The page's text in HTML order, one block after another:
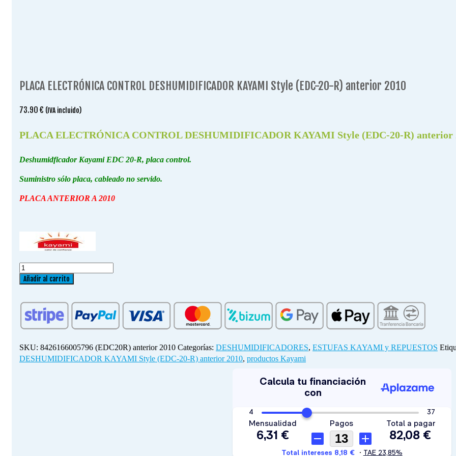
PLACA ELECTRÓNICA CONTROL DESHUMIDIFICADOR KAYAMI Style (EDC-20-R) anterior 2010
73.90 € (IVA incluido)
PLACA ELECTRÓNICA CONTROL DESHUMIDIFICADOR KAYAMI Style (EDC-20-R) anterior
Deshumidficador Kayami EDC 20-R, placa control.
Suministro sólo placa, cableado no servido.
PLACA ANTERIOR A 2010
PLACA
ELECTRÓNICA
DESHUMIDIFICADOR
KAYAMI
Style
20-
R)
Añadir al carrito
SKU: 8426166005796 (EDC20R) anterior 2010 Categorías: DESHUMIDIFICADORES, ESTUFAS KAYAMI y REPUESTOS
DESHUMIDIFICADOR KAYAMI Style (EDC-20-R) anterior 2010, productos Kayami